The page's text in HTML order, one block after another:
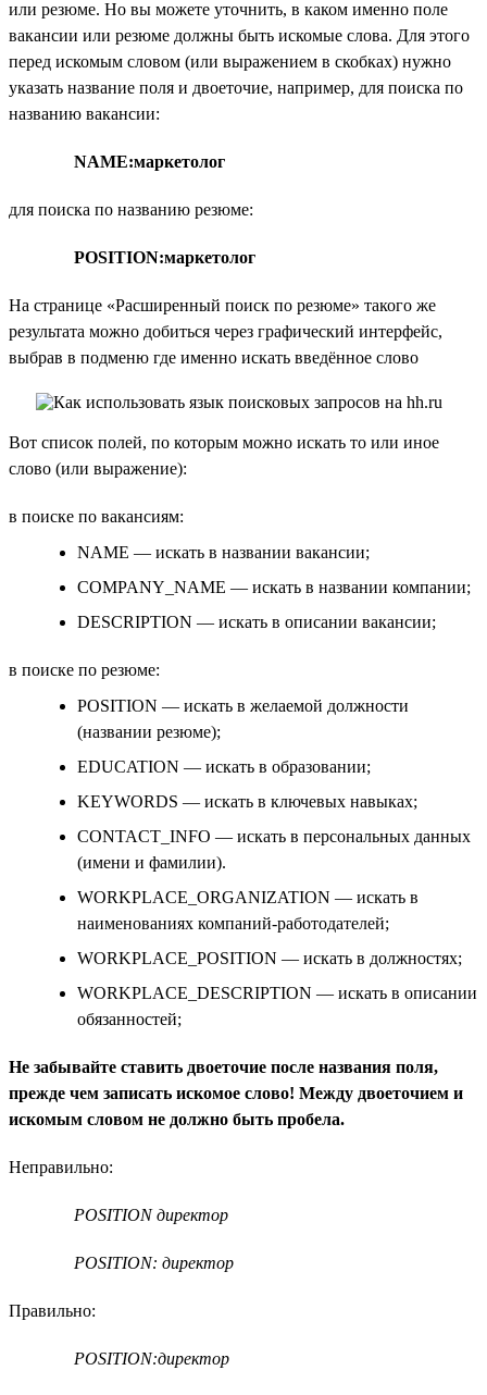
или резюме. Но вы можете уточнить, в каком именно поле
вакансии или резюме должны быть искомые слова. Для этого
перед искомым словом (или выражением в скобках) нужно
указать название поля и двоеточие, например, для поиска по
названию вакансии:
NAME:маркетолог
для поиска по названию резюме:
POSITION:маркетолог
На странице «Расширенный поиск по резюме» такого же
результата можно добиться через графический интерфейс,
выбрав в подменю где именно искать введённое слово
Вот список полей, по которым можно искать то или иное
слово (или выражение):
в поиске по вакансиям:
NAME — искать в названии вакансии;
COMPANY_NAME — искать в названии компании;
DESCRIPTION — искать в описании вакансии;
в поиске по резюме:
POSITION — искать в желаемой должности
(названии резюме);
EDUCATION — искать в образовании;
KEYWORDS — искать в ключевых навыках;
CONTACT_INFO — искать в персональных данных
(имени и фамилии).
WORKPLACE_ORGANIZATION — искать в
наименованиях компаний-работодателей;
WORKPLACE_POSITION — искать в должностях;
WORKPLACE_DESCRIPTION — искать в описании
обязанностей;
Не забывайте ставить двоеточие после названия поля,
прежде чем записать искомое слово! Между двоеточием и
искомым словом не должно быть пробела.
Неправильно:
POSITION директор
POSITION: директор
Правильно:
POSITION:директор